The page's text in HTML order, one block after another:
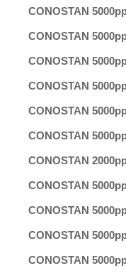
CONOSTAN
CONOSTAN
CONOSTAN
CONOSTAN
CONOSTAN
CONOSTAN
CONOSTAN
CONOSTAN
CONOSTAN
CONOSTAN
CONOSTAN